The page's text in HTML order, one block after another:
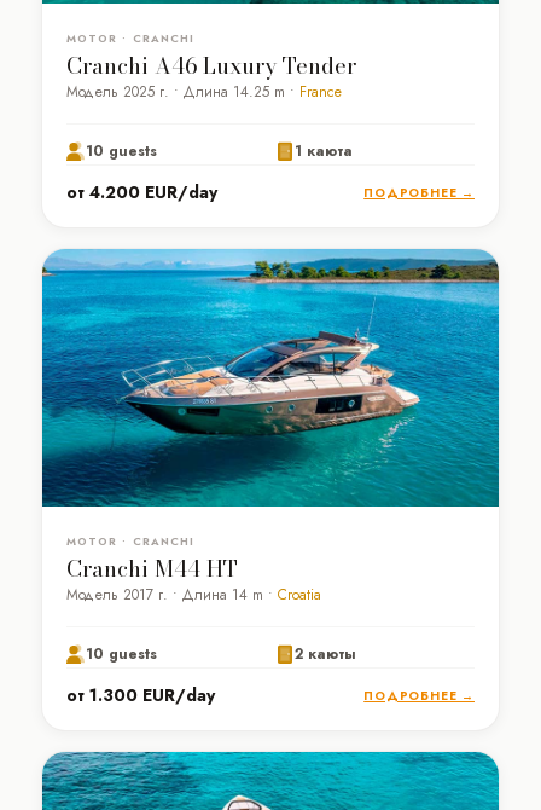
MOTOR • CRANCHI
Cranchi A46 Luxury Tender
Модель 2025 г. • Длина 14.25 m • France
10 guests 1 каюта
от 4.200 EUR/day ПОДРОБНЕЕ →
MOTOR • CRANCHI
Cranchi M44 HT
Модель 2017 г. • Длина 14 m • Croatia
10 guests 2 каюты
от 1.300 EUR/day ПОДРОБНЕЕ →